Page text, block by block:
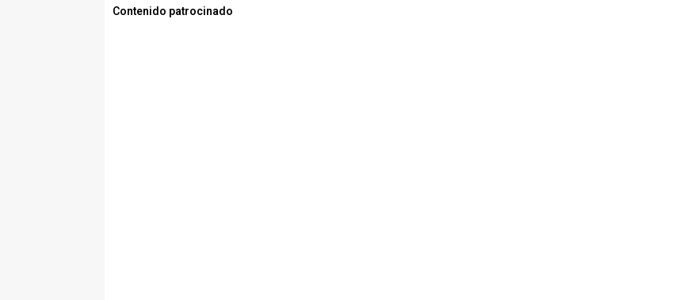
Contenido patrocinado